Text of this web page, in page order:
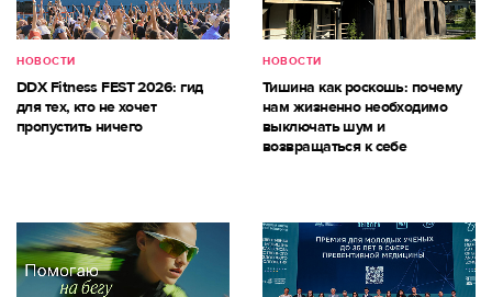
НОВОСТИ
DDX Fitness FEST 2026: гид
для тех, кто не хочет
пропустить ничего
НОВОСТИ
Тишина как роскошь: почему
нам жизненно необходимо
выключать шум и
возвращаться к себе